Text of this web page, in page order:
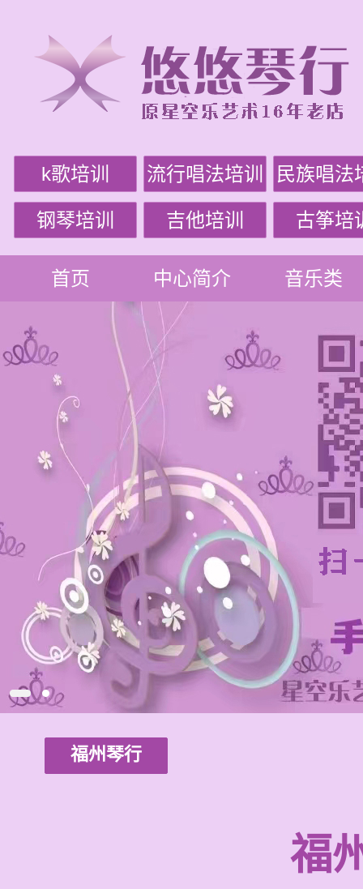
k歌培训 流行唱法培训 民族唱法
钢琴培训 吉他培训 古筝培
首页 中心简介 音乐类
福州琴行
福